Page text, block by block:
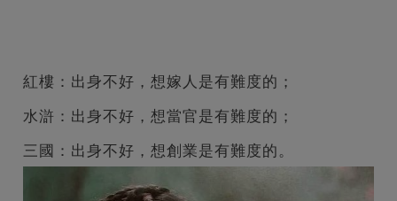
紅樓：出身不好，想嫁人是有難度的；
水滸：出身不好，想當官是有難度的；
三國：出身不好，想創業是有難度的。